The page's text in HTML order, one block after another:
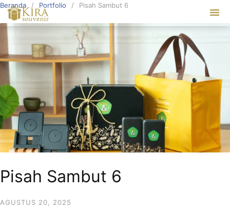
Beranda Portfolio Pisah Sambut 6
Pisah Sambut 6
AGUSTUS 20, 2025